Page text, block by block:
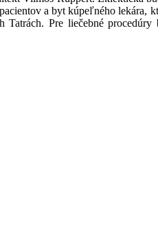
a byt kúpeľného lekára,
Pre liečebné procedúry